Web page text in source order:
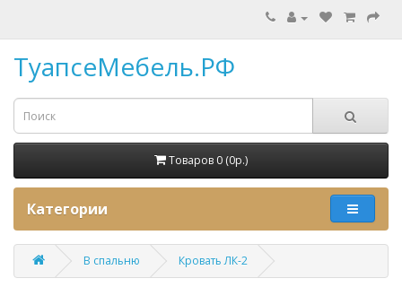
ТуапсеМебель.РФ
Товаров 0 (0p.)
Категории
В спальню Кровать ЛК-2